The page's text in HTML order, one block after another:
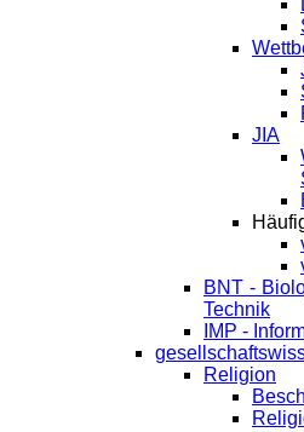
JIA
BNT -
Technik
IMP -
Religion